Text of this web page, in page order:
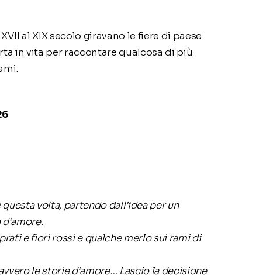
al XIX secolo giravano le fiere di paese
in vita per raccontare qualcosa di più
volta, partendo dall’idea per un
e fiori rossi e qualche merlo sui rami di
le storie d’amore… Lascio la decisione